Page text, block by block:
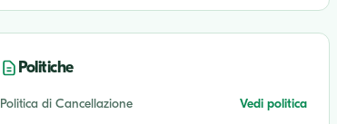
Politiche
Politica di Cancellazione
Vedi politica